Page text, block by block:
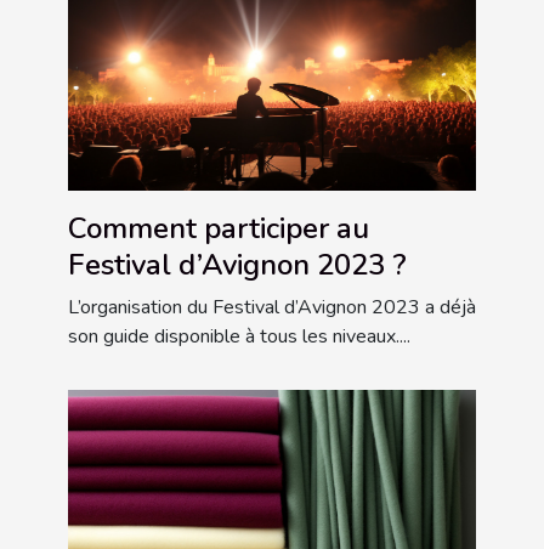
Comment participer au
Festival d’Avignon 2023 ?
L’organisation du Festival d’Avignon 2023 a déjà
son guide disponible à tous les niveaux....